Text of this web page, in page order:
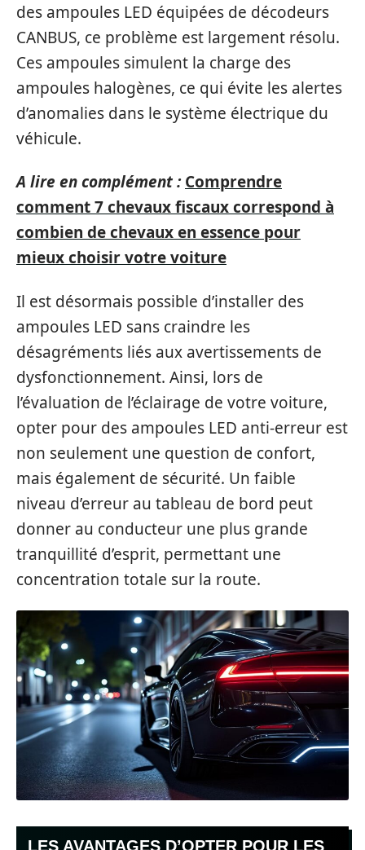
des ampoules LED équipées de décodeurs
CANBUS, ce problème est largement résolu.
Ces ampoules simulent la charge des
ampoules halogènes, ce qui évite les alertes
d’anomalies dans le système électrique du
véhicule.
A lire en complément : Comprendre
comment 7 chevaux fiscaux correspond à
combien de chevaux en essence pour
mieux choisir votre voiture
Il est désormais possible d’installer des
ampoules LED sans craindre les
désagréments liés aux avertissements de
dysfonctionnement. Ainsi, lors de
l’évaluation de l’éclairage de votre voiture,
opter pour des ampoules LED anti-erreur est
non seulement une question de confort,
mais également de sécurité. Un faible
niveau d’erreur au tableau de bord peut
donner au conducteur une plus grande
tranquillité d’esprit, permettant une
concentration totale sur la route.
LES AVANTAGES D’OPTER POUR LES